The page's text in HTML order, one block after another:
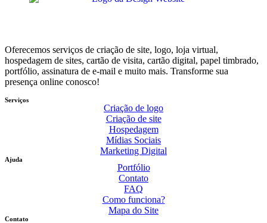
Oferecemos serviços de criação de site, logo, loja virtual,
hospedagem de sites, cartão de visita, cartão digital, papel timbrado,
portfólio, assinatura de e-mail e muito mais. Transforme sua
presença online conosco!
Serviços
Criação de logo
Criação de site
Hospedagem
Mídias Sociais
Marketing Digital
Ajuda
Portfólio
Contato
FAQ
Como funciona?
Mapa do Site
Contato